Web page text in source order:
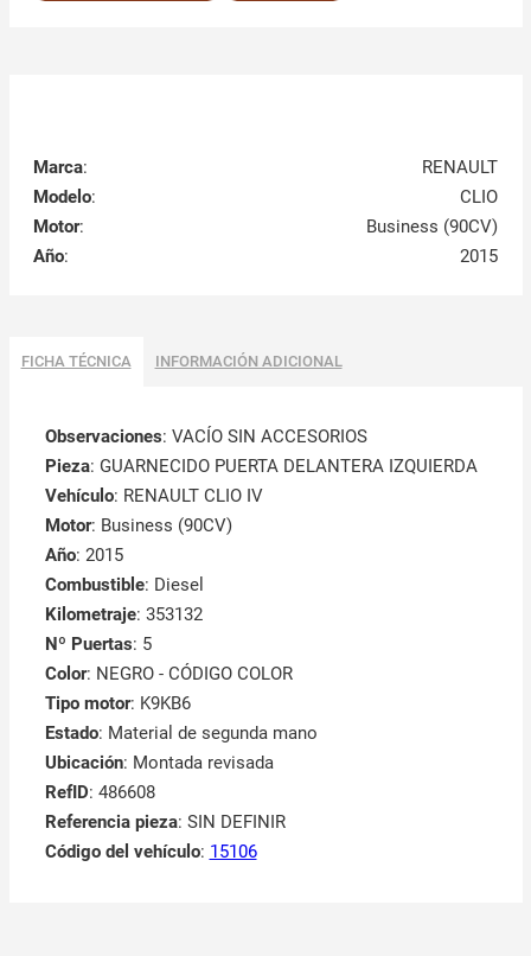
Marca:
RENAULT
Modelo:
CLIO
Motor:
Business (90CV)
Año: 2015
FICHA TÉCNICA INFORMACIÓN ADICIONAL
Observaciones: VACÍO SIN ACCESORIOS
Pieza: GUARNECIDO PUERTA DELANTERA IZQUIERDA
Vehículo: RENAULT CLIO IV
Motor: Business (90CV)
Año: 2015
Combustible: Diesel
Kilometraje: 353132
Nº Puertas: 5
Color: NEGRO - CÓDIGO COLOR
Tipo motor: K9KB6
Estado: Material de segunda mano
Ubicación: Montada revisada
RefID: 486608
Referencia pieza: SIN DEFINIR
Código del vehículo: 15106